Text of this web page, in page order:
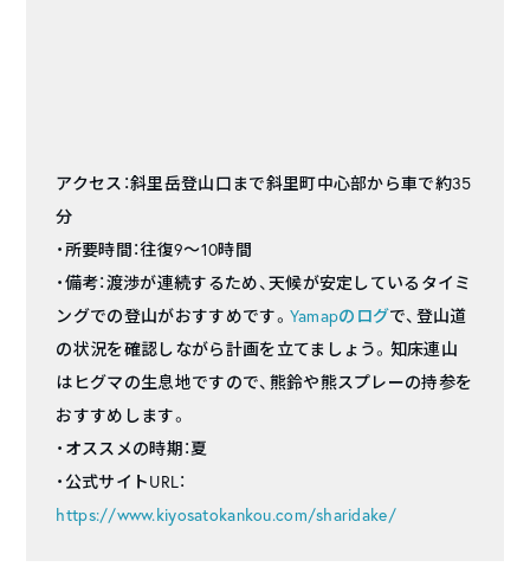
アクセス：斜里岳登山口まで斜里町中心部から車で約35
分
・所要時間：往復9〜10時間
・備考：渡渉が連続するため、天候が安定しているタイミ
ングでの登山がおすすめです。 Yamapのログで、登山道
の状況を確認しながら計画を立てましょう。知床連山
はヒグマの生息地ですので、熊鈴や熊スプレーの持参を
おすすめします。
・オススメの時期：夏
・公式サイトURL：
https://www.kiyosatokankou.com/sharidake/